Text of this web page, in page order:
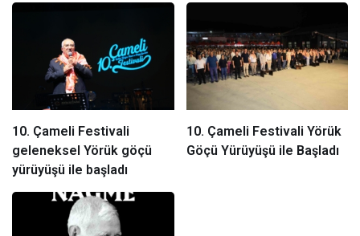
10. Çameli Festivali
geleneksel Yörük göçü
yürüyüşü ile başladı
10. Çameli Festivali Yörük
Göçü Yürüyüşü ile Başladı